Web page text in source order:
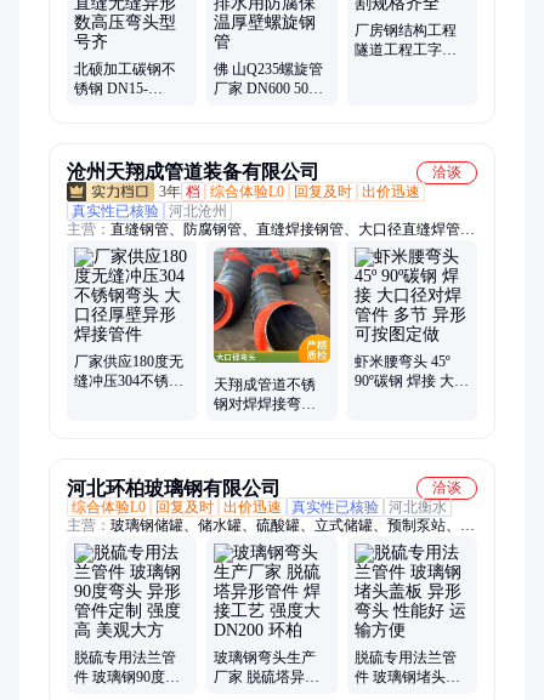
北硕加工碳钢不
锈钢 DN15-
佛 山Q235螺旋管
厂家 DN600 500
厂房钢结构工程
隧道工程工字钢
沧州天翔成管道装备有限公司
洽谈
3年 档 综合体验L0 回复及时 出价迅速
真实性已核验 河北沧州
主营： 直缝钢管、防腐钢管、直缝焊接钢管、大口径直缝焊管、
直埋保温钢管、发泡保温钢管、蒸汽保温钢管
厂家供应180度无
缝冲压304不锈钢
天翔成管道不锈
钢对焊焊接弯管
虾米腰弯头 45º
90º碳钢 焊接 大口
河北环柏玻璃钢有限公司
洽谈
综合体验L0
回复及时 出价迅速 真实性已核验 河北衡水
主营： 玻璃钢储罐、储水罐、硫酸罐、立式储罐、预制泵站、防
腐储罐、化工储罐、食品级储罐、氢氧化钠罐、一体化泵站、污
水提升泵站、超纯水氮封水箱
脱硫专用法兰管
件 玻璃钢90度弯
玻璃钢弯头生产
厂家 脱硫塔异形
脱硫专用法兰管
件 玻璃钢堵头盖